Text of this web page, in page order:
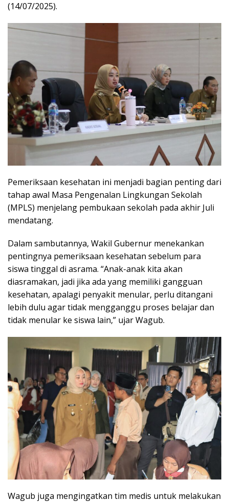
(14/07/2025).
Pemeriksaan kesehatan ini menjadi bagian penting dari
tahap awal Masa Pengenalan Lingkungan Sekolah
(MPLS) menjelang pembukaan sekolah pada akhir Juli
mendatang.
Dalam sambutannya, Wakil Gubernur menekankan
pentingnya pemeriksaan kesehatan sebelum para
siswa tinggal di asrama. “Anak-anak kita akan
diasramakan, jadi jika ada yang memiliki gangguan
kesehatan, apalagi penyakit menular, perlu ditangani
lebih dulu agar tidak mengganggu proses belajar dan
tidak menular ke siswa lain,” ujar Wagub.
Wagub juga mengingatkan tim medis untuk melakukan